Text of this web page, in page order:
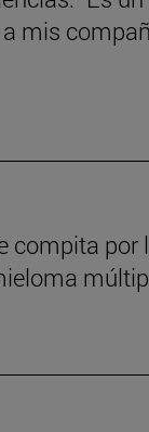
mis
compita por